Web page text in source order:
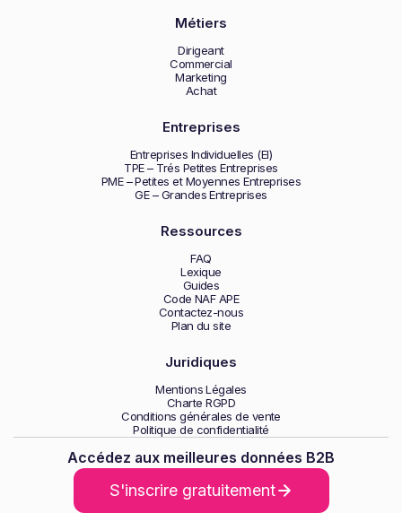
Métiers
Dirigeant
Commercial
Marketing
Achat
Entreprises
Entreprises Individuelles (EI)
TPE – Trés Petites Entreprises
PME – Petites et Moyennes Entreprises
GE – Grandes Entreprises
Ressources
FAQ
Lexique
Guides
Code NAF APE
Contactez-nous
Plan du site
Juridiques
Mentions Légales
Charte RGPD
Conditions générales de vente
Politique de confidentialité
Accédez aux meilleures données B2B
S'inscrire gratuitement